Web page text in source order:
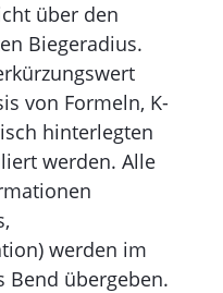
über den
Biegeradius.
von Formeln, K-
hinterlegten
werden. Alle
werden im
Bend übergeben.